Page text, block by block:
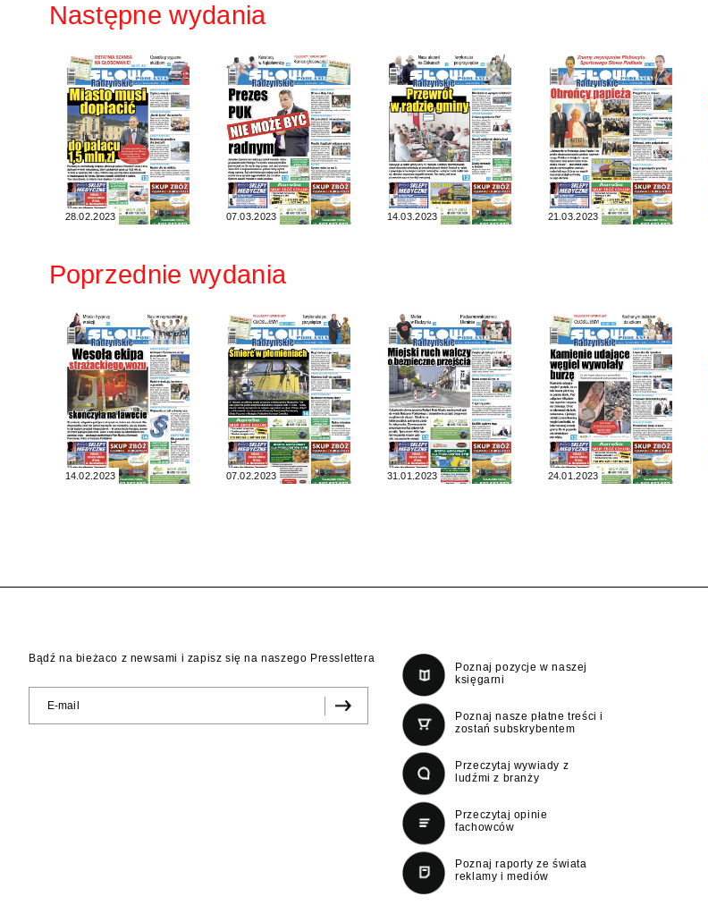
Następne wydania
28.02.2023 07.03.2023 14.03.2023 21.03.2023
Poprzednie wydania
14.02.2023 07.02.2023 31.01.2023 24.01.2023
Bądź na bieżaco z newsami i zapisz się na naszego Presslettera
Poznaj pozycje w naszej
księgarni
Poznaj nasze płatne treści i
zostań subskrybentem
Przeczytaj wywiady z
ludźmi z branży
Przeczytaj opinie
fachowców
Poznaj raporty ze świata
reklamy i mediów